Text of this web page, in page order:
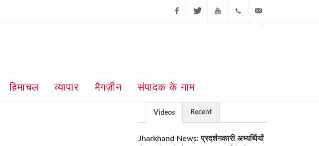
हिमाचल व्यापार मैगज़ीन संपादक के नाम
Videos Recent
Jharkhand News: प्रदर्शनकारी अभ्यर्थियों